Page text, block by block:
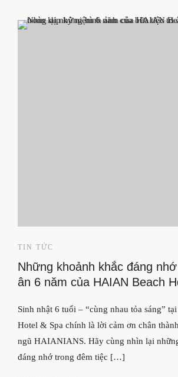
TIN TỨC
Những khoảnh khắc đáng
ân 6 năm của HAIAN Beach
Sinh nhật 6 tuổi – “cùng nhau tỏa sáng”
Hotel & Spa chính là lời cảm ơn chân
ngũ HAIANIANS. Hãy cùng nhìn lại
đáng nhớ trong đêm tiệc […]